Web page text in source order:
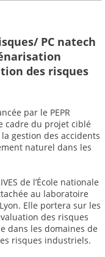
PC natech
des risques
par le PEPR
cadre du projet ciblé
gestion des accidents
naturel dans les
de l’École nationale
au laboratoire
Lyon. Elle portera sur les
des risques
dans les domaines de
risques industriels.